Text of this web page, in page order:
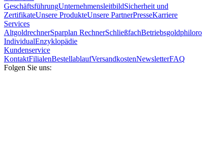
GeschäftsführungUnternehmensleitbildSicherheit und
ZertifikateUnsere ProdukteUnsere PartnerPresseKarriere
Services
AltgoldrechnerSparplan RechnerSchließfachBetriebsgoldphiloro
IndividualEnzyklopädie
Kundenservice
KontaktFilialenBestellablaufVersandkostenNewsletterFAQ
Folgen Sie uns: